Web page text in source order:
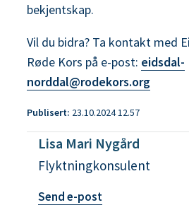
bekjentskap.
Vil du bidra? Ta kontakt med
Røde Kors på e-post: eidsdal-
norddal@rodekors.org
Publisert 23.10.2024 12.57
Lisa Mari Nygård
Flyktningkonsulent
Send e-post